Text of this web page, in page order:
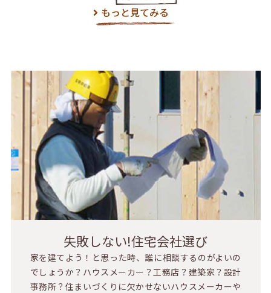
もっと見てみる
失敗しない!住宅会社選び
家を建てよう！と思った時、誰に相談するのがよいの
でしょうか？ハウスメーカー？工務店？建築家？設計
事務所？住まいづくりに欠かせないハウスメーカーや